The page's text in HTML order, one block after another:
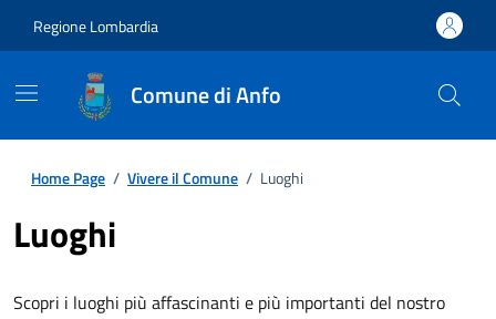
Regione Lombardia
Comune di Anfo
Home Page / Vivere il Comune / Luoghi
Luoghi
Scopri i luoghi più affascinanti e più importanti del nostro